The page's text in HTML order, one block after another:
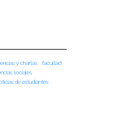
y charlas
facultad
sociales
de estudiantes